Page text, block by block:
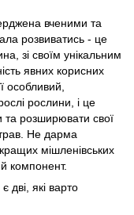
вченими та
розвиватись - це
зі своїм унікальним
явних корисних
особливий,
рослини, і це
та розширювати свої
Не дарма
мішленівських
компонент.
дві, які варто